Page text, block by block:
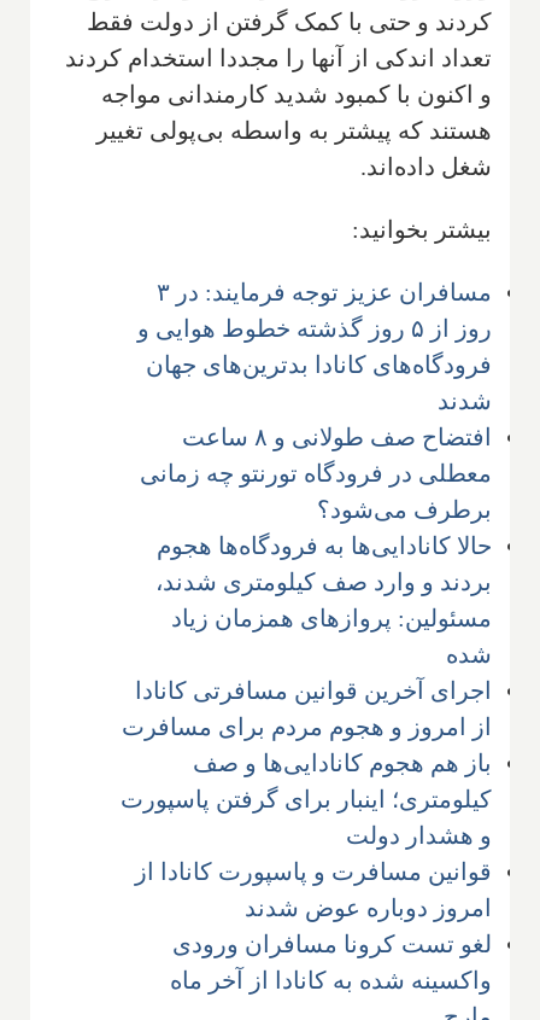
کردند و حتی با کمک گرفتن از دولت فقط
تعداد اندکی از آنها را مجددا استخدام کردند
و اکنون با کمبود شدید کارمندانی مواجه
هستند که پیشتر به واسطه بی‌پولی تغییر
شغل داده‌اند.
بیشتر بخوانید:
مسافران عزیز توجه فرمایند: در ۳
روز از ۵ روز گذشته خطوط هوایی و
فرودگاه‌های کانادا بدترین‌های جهان
شدند
افتضاح صف طولانی و ۸ ساعت
معطلی در فرودگاه تورنتو چه زمانی
برطرف می‌شود؟
حالا کانادایی‌ها به فرودگاه‌ها هجوم
بردند و وارد صف کیلومتری شدند،
مسئولین: پروازهای همزمان زیاد
شده
اجرای آخرین قوانین مسافرتی کانادا
از امروز و هجوم مردم برای مسافرت
باز هم هجوم کانادایی‌ها و صف
کیلومتری؛ اینبار برای گرفتن پاسپورت
و هشدار دولت
قوانین مسافرت و پاسپورت کانادا از
امروز دوباره عوض شدند
لغو تست کرونا مسافران ورودی
واکسینه شده به کانادا از آخر ماه